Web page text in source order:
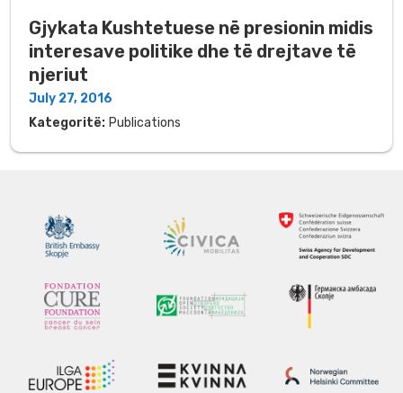
Gjykata Kushtetuese në presionin midis
interesave politike dhe të drejtave të
njeriut
July 27, 2016
Kategoritë: Publications